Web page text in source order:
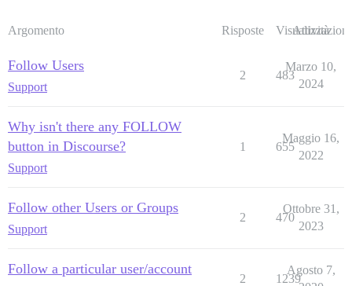
Argomento Risposte Visualizzazioni
Attività
Follow Users
Support
2 483
Marzo 10,
2024
Why isn't there any FOLLOW
button in Discourse?
Support
1 655
Maggio 16,
2022
Follow other Users or Groups
Support
2 470
Ottobre 31,
2023
Follow a particular user/account
2 1239
Agosto 7,